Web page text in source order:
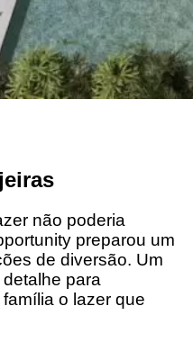
não poderia
preparou um
de diversão. Um
para
o lazer que